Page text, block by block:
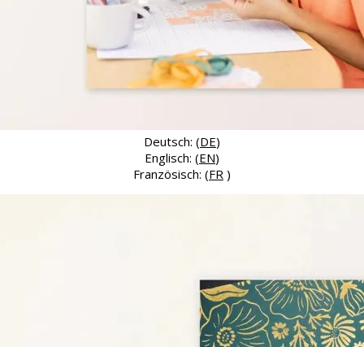
Deutsch: (DE)
Englisch: (EN)
Französisch: (FR )